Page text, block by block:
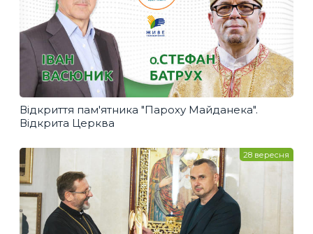
Відкриття пам'ятника "Пароху Майданека".
Відкрита Церква
28 вересня